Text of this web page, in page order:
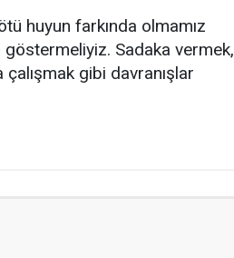
huyun farkında olmamız
Sadaka vermek,
gibi davranışlar